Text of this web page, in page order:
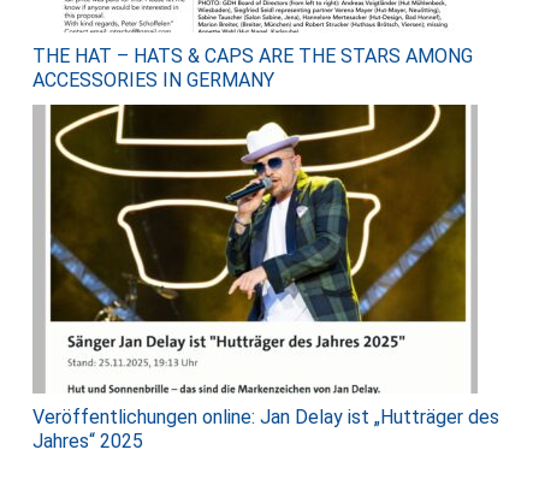
THE HAT – HATS & CAPS ARE THE STARS AMONG
ACCESSORIES IN GERMANY
Veröffentlichungen online: Jan Delay ist „Hutträger des
Jahres“ 2025